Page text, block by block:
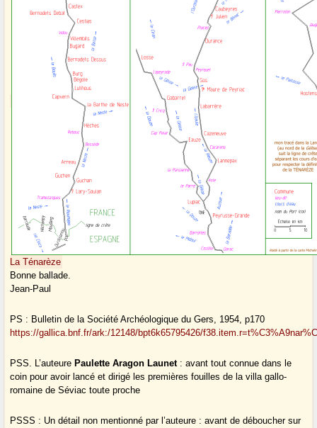
La Ténarèze
Bonne ballade.
Jean-Paul
PS : Bulletin de la Société Archéologique du Gers, 1954, p170
https://gallica.bnf.fr/ark:/12148/bpt6k65795426/
PSS. L’auteure Paulette Aragon Launet: avant tout connue dans le
coin pour avoir lancé et dirigé les premières fouilles de la villa gallo-
romaine de Séviac toute proche
PSSS : Un détail non mentionné par l’auteure : avant de déboucher sur